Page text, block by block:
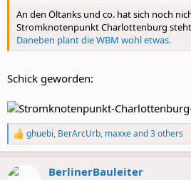
An den Öltanks und co. hat sich noch
Stromknotenpunkt Charlottenburg
Daneben plant die WBM wohl etwas.
Schick geworden:
R
e
a
c
ghuebi, BerArcUrb, maxxeand 3 others
BerlinerBauleiter